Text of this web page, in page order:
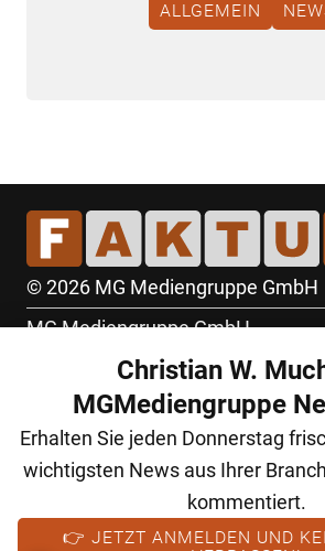
ALLGEMEIN
© 2026 MG Mediengruppe GmbH
MG Mediengruppe GmbH
Burgring 1/7
1010 Wien
+43 (1) 522 14 14
office@mgmedien.at
Kontakt
Christian W.
MGMediengruppe
Erhalten Sie jeden Donnerstag
wichtigsten News aus Ihrer
kommentiert.
👉 JETZT ANMELDEN UND